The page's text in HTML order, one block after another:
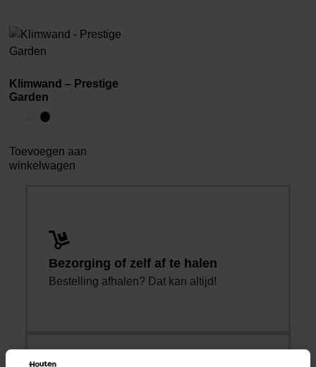
Klimwand – Prestige
Garden
Toevoegen aan
winkelwagen
Bezorging of zelf af te halen
Bestelling afhalen? Dat kan altijd!